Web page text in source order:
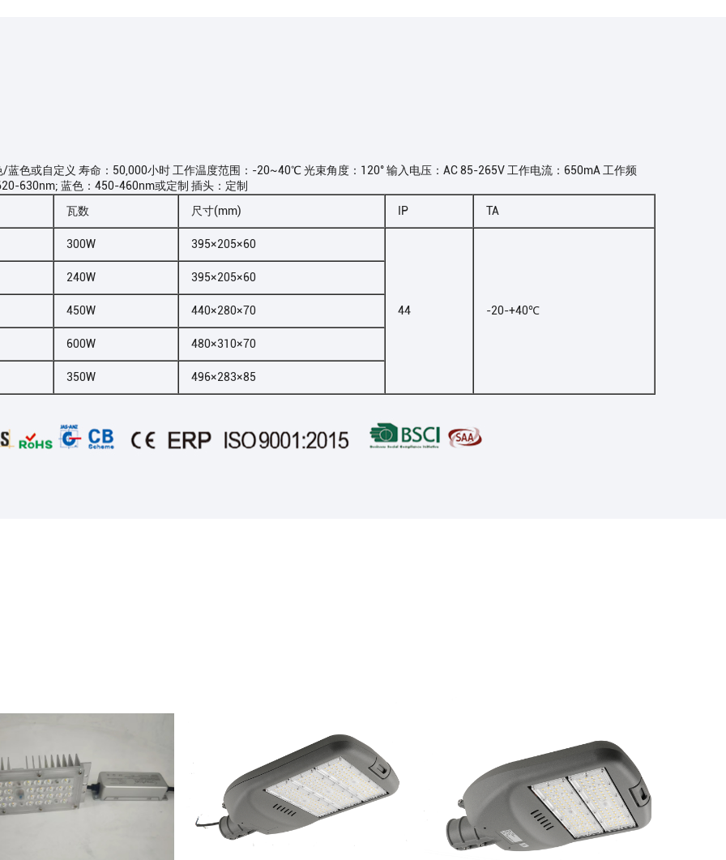
色或自定义 寿命：50,000小时 工作温度范围：-20~40℃ 光束角度：120° 输入电压：AC 85-265V 工作电流：650mA 工作频
630nm; 蓝色：450-460nm或定制 插头：定制
瓦数
尺寸(mm) IP TA
300W 395×205×60
44 -20-+40℃
240W 395×205×60
450W 440×280×70
600W 480×310×70
350W 496×283×85